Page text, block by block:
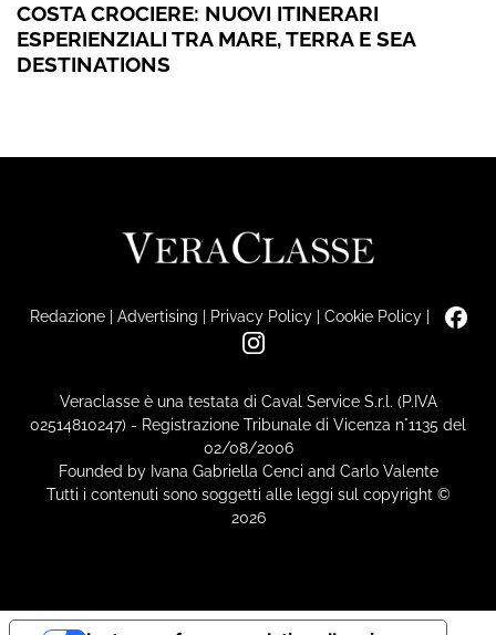
COSTA CROCIERE: NUOVI ITINERARI
ESPERIENZIALI TRA MARE, TERRA E SEA
DESTINATIONS
Redazione| Advertising | Privacy Policy| Cookie Policy|
Veraclasse è una testata di Caval Service S.r.l. (P.IVA
02514810247) - Registrazione Tribunale di Vicenza n°1135 del
02/08/2006
Founded by Ivana Gabriella Cenci and Carlo Valente
Tutti i contenuti sono soggetti alle leggi sul copyright ©
2026